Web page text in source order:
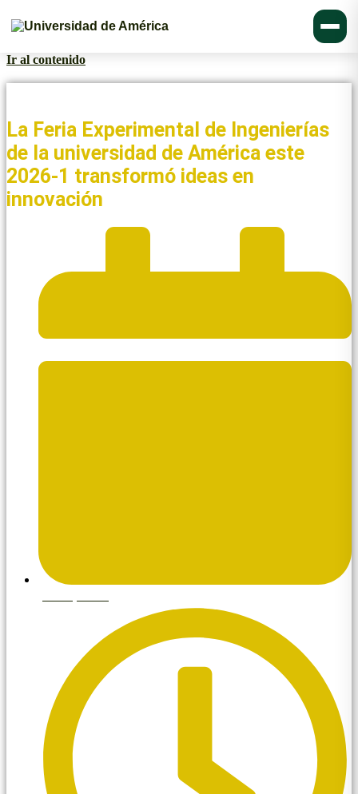
Ir al contenido
La Feria Experimental de Ingenierías
de la universidad de América este
2026-1 transformó ideas en
innovación